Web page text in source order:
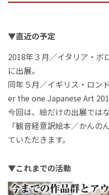
▼直近の予定
2018年３月／イタリア・ボ
に出展。
同年５月／イギリス・ロン
er the one Japanese Art
今回は、絵だけの出展では
「観音経意訳絵本／かん
ていただきます。
▼これまでの活動